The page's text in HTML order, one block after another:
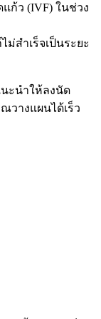
ก้ว (IVF) ในช่วง
สำเร็จเป็นระยะ
ะนำให้ลงนัด
วางแผนได้เร็ว